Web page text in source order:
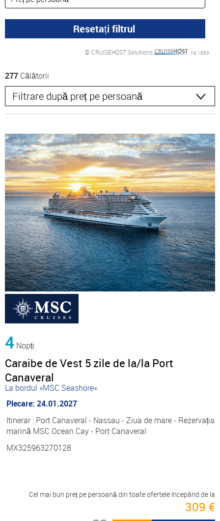
© CRUISEHOST Solutions V4.1663
277 Călătorii
4 Nopți
Caraibe de Vest 5 zile de la/la Port
Canaveral
La bordul »MSC Seashore«
Plecare: 24.01.2027
Itinerar : Port Canaveral - Nassau - Ziua de mare - Rezervația
marină MSC Ocean Cay - Port Canaveral
MX325963270128
Cel mai bun preț pe persoană din toate ofertele începând de la
309 €